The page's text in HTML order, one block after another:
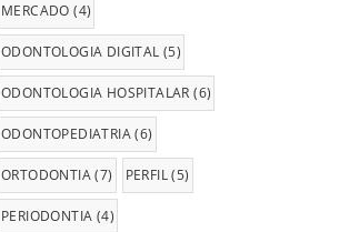
MERCADO (4)
ODONTOLOGIA DIGITAL (5)
ODONTOLOGIA HOSPITALAR (6)
ODONTOPEDIATRIA(6)
ORTODONTIA(7) PERFIL(5)
PERIODONTIA (4)